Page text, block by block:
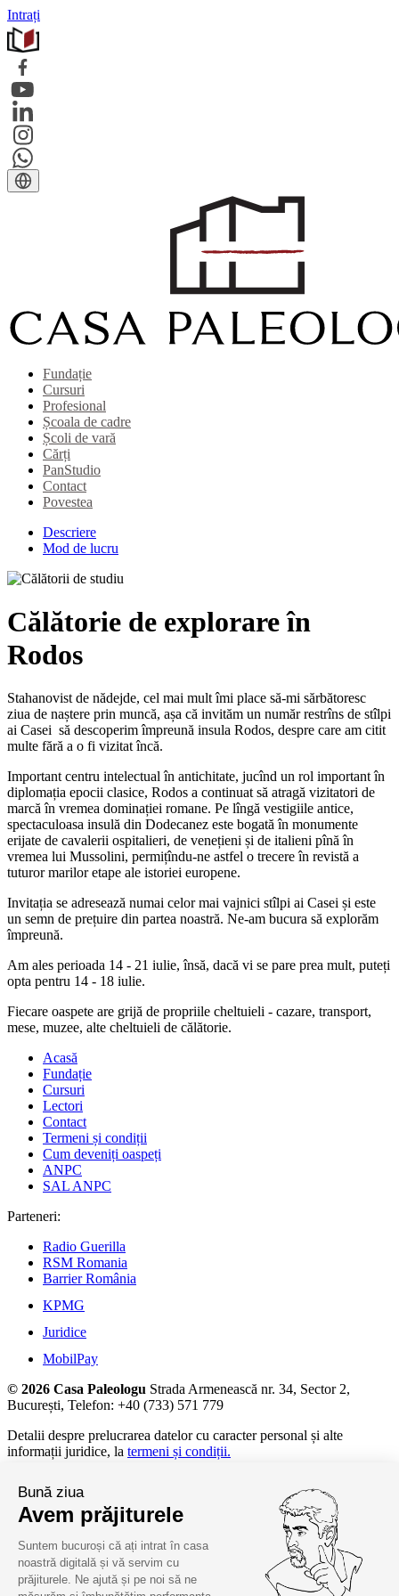
Intrați
Fundație
Cursuri
Profesional
Școala de cadre
Școli de vară
Cărți
PanStudio
Contact
Povestea
Descriere
Mod de lucru
Călătorie de explorare în
Rodos
Stahanovist de nădejde, cel mai mult îmi place să-mi sărbătoresc
ziua de naștere prin muncă, așa că invităm un număr restrîns de stîlpi
ai Casei să descoperim împreună insula Rodos, despre care am citit
multe fără a o fi vizitat încă.
Important centru intelectual în antichitate, jucînd un rol important în
diplomația epocii clasice, Rodos a continuat să atragă vizitatori de
marcă în vremea dominației romane. Pe lîngă vestigiile antice,
spectaculoasa insulă din Dodecanez este bogată în monumente
erijate de cavalerii ospitalieri, de venețieni și de italieni pînă în
vremea lui Mussolini, permițîndu-ne astfel o trecere în revistă a
tuturor marilor etape ale istoriei europene.
Invitația se adresează numai celor mai vajnici stîlpi ai Casei și este
un semn de prețuire din partea noastră. Ne-am bucura să explorăm
împreună.
Am ales perioada 14 - 21 iulie, însă, dacă vi se pare prea mult, puteți
opta pentru 14 - 18 iulie.
Fiecare oaspete are grijă de propriile cheltuieli - cazare, transport,
mese, muzee, alte cheltuieli de călătorie.
Acasă
Fundație
Cursuri
Lectori
Contact
Termeni și condiții
Cum deveniți oaspeți
ANPC
SAL ANPC
Parteneri:
Radio Guerilla
RSM Romania
Barrier România
KPMG
Juridice
MobilPay
© 2026 Casa Paleologu Strada Armenească nr. 34, Sector 2,
București, Telefon: +40 (733) 571 779
Detalii despre prelucrarea datelor cu caracter personal și alte
informații juridice, la termeni și condiții.
Bună ziua
Avem prăjiturele
Suntem bucuroși că ați intrat în casa
noastră digitală și vă servim cu
prăjiturele. Ne ajută și pe noi să ne